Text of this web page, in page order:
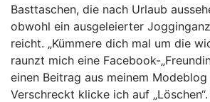
Basttaschen, die nach Urlaub
obwohl ein ausgeleierter
reicht. „Kümmere dich mal um die
raunzt mich eine Facebook-
einen Beitrag aus meinem
Verschreckt klicke ich auf „Löschen“.